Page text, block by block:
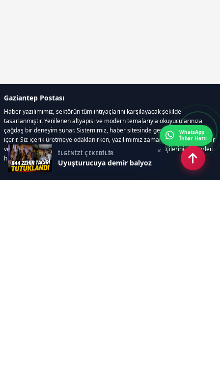
İLGİNİZİ ÇEKEBİLİR
Uyuşturucuya demir balyoz
×
Gaziantep Postası
Haber yazılımımız, sektörün tüm ihtiyaçlarını karşılayacak şekilde
tasarlanmıştır. Yenilenen altyapısı ve modern temalarıyla okuyucularınıza
çağdaş bir deneyim sunar. Sistemimiz, haber sitesinde gerekli tüm modülleri
içerir. Siz içerik üretmeye odaklanırken, yazılımımız zamandan tasarruf sağlar
ve süreçlerinizi kolaylaştırır. Etkili arayüzü sayesinde ziyaretçileriniz haberleri
hızlı ve keyifle takip edebilir.
WhatsApp
İhbar Hattı